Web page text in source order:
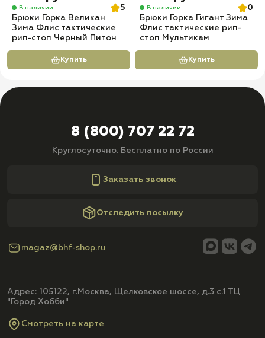
В наличии
5
Брюки Горка Великан
Зима Флис тактические
рип-стоп Черный Питон
Купить
В наличии
0
Брюки Горка Гигант Зима
Флис тактические рип-
стоп Мультикам
Купить
8 (800) 707 22 72
Круглосуточно. Бесплатно по России
Заказать звонок
Отследить посылку
magaz@bhf-shop.ru
Адрес: 105122, г.Москва, Щелковское шоссе, д.3 с.1 ТЦ
"Город Хобби"
Смотреть на карте